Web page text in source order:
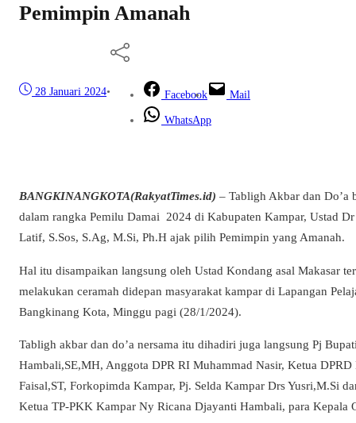
Pemimpin Amanah
28 Januari 2024• Facebook Mail
WhatsApp
BANGKINANGKOTA(RakyatTimes.id) – Tabligh Akbar dan Do’a
dalam rangka Pemilu Damai 2024 di Kabupaten Kampar, Ustad Dr
Latif, S.Sos, S.Ag, M.Si, Ph.H ajak pilih Pemimpin yang Amanah.
Hal itu disampaikan langsung oleh Ustad Kondang asal Makasar
melakukan ceramah didepan masyarakat kampar di Lapangan
Bangkinang Kota, Minggu pagi (28/1/2024).
Tabligh akbar dan do’a nersama itu dihadiri juga langsung Pj
Hambali,SE,MH, Anggota DPR RI Muhammad Nasir, Ketua
Faisal,ST, Forkopimda Kampar, Pj. Selda Kampar Drs Yusri,M.Si
Ketua TP-PKK Kampar Ny Ricana Djayanti Hambali, para Kepala